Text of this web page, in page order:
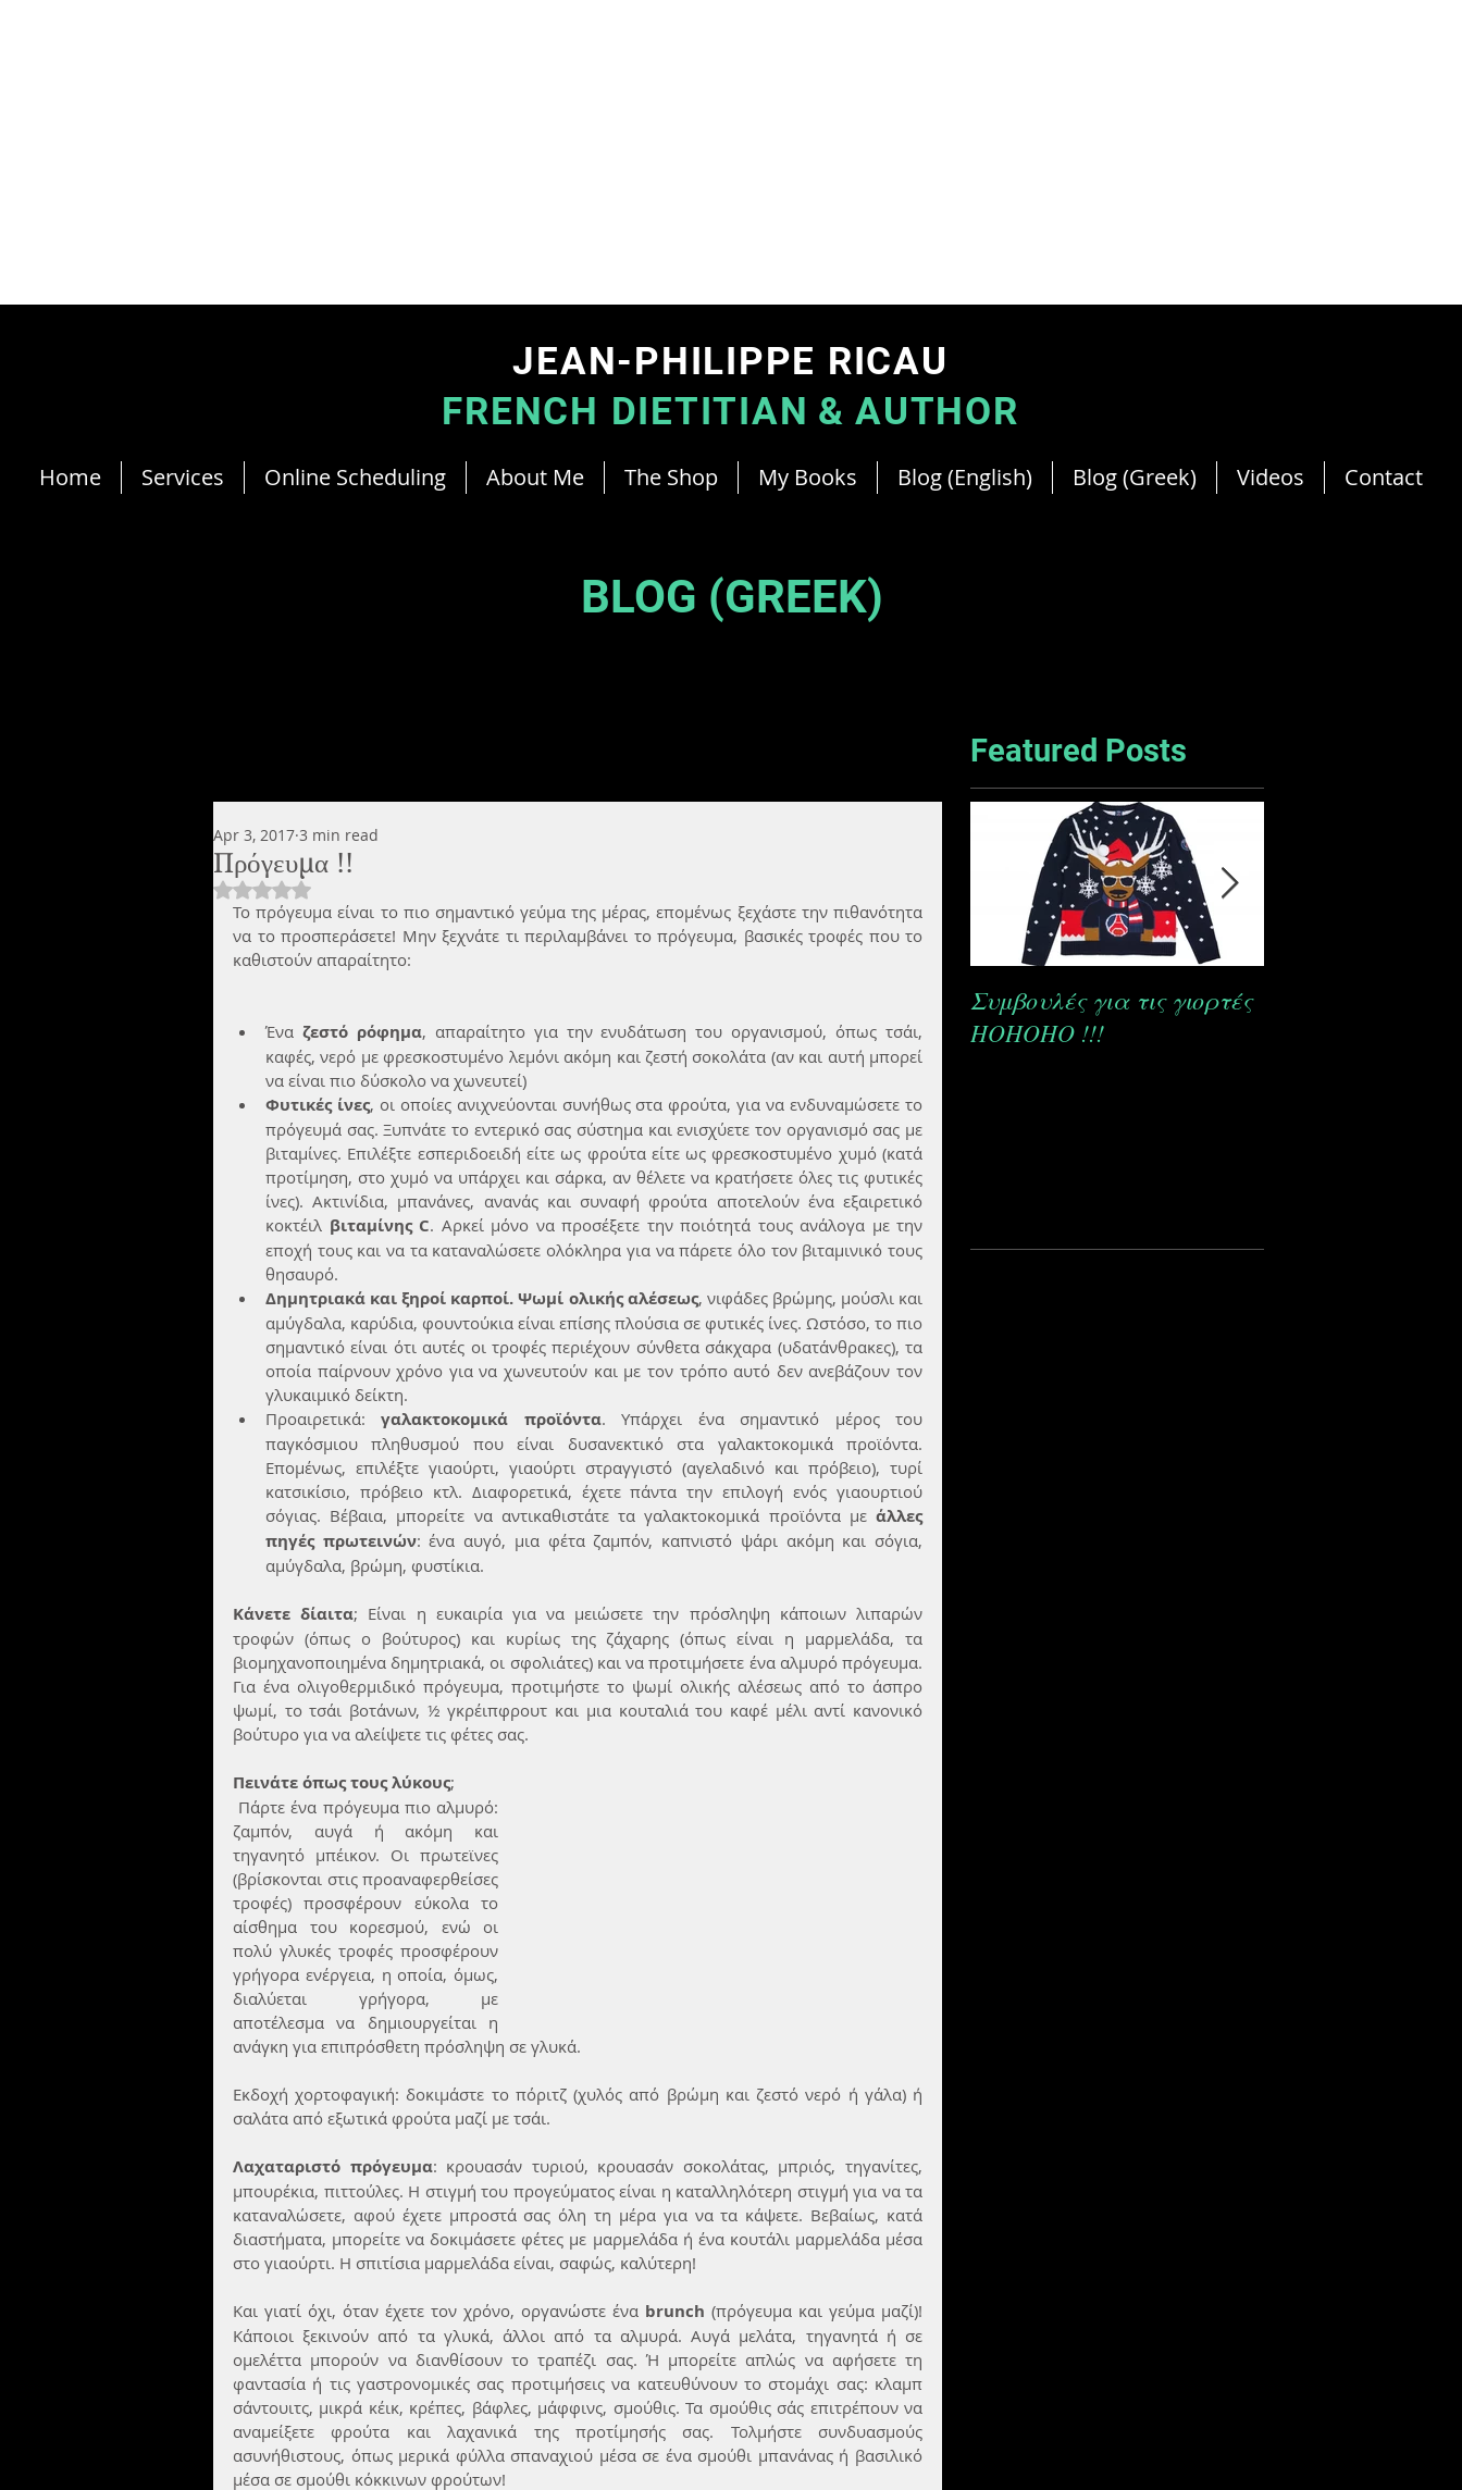
JEAN-PHILIPPE RICAU
FRENCH DIETITIAN & AUTHOR
Home Services Online Scheduling About Me The Shop My Books Blog (English) Blog (Greek) Videos Contact
BLOG (GREEK)
Πρόγευμα !!
Apr 3, 2017 3 min read
Rated NaN out of 5 stars.
Το πρόγευμα είναι το πιο σημαντικό γεύμα της μέρας, επομένως ξεχάστε την πιθανότητα
να το προσπεράσετε! Μην ξεχνάτε τι περιλαμβάνει το πρόγευμα, βασικές τροφές που το
καθιστούν απαραίτητο:
Ένα ζεστό ρόφημα, απαραίτητο για την ενυδάτωση του οργανισμού, όπως τσάι,
καφές, νερό με φρεσκοστυμένο λεμόνι ακόμη και ζεστή σοκολάτα (αν και αυτή μπορεί
να είναι πιο δύσκολο να χωνευτεί)
Φυτικές ίνες, οι οποίες ανιχνεύονται συνήθως στα φρούτα, για να ενδυναμώσετε το
πρόγευμά σας. Ξυπνάτε το εντερικό σας σύστημα και ενισχύετε τον οργανισμό σας με
βιταμίνες. Επιλέξτε εσπεριδοειδή είτε ως φρούτα είτε ως φρεσκοστυμένο χυμό (κατά
προτίμηση, στο χυμό να υπάρχει και σάρκα, αν θέλετε να κρατήσετε όλες τις φυτικές
ίνες). Ακτινίδια, μπανάνες, ανανάς και συναφή φρούτα αποτελούν ένα εξαιρετικό
κοκτέιλ βιταμίνης C. Αρκεί μόνο να προσέξετε την ποιότητά τους ανάλογα με την
εποχή τους και να τα καταναλώσετε ολόκληρα για να πάρετε όλο τον βιταμινικό τους
θησαυρό.
Δημητριακά και ξηροί καρποί. Ψωμί ολικής αλέσεως, νιφάδες βρώμης, μούσλι και
αμύγδαλα, καρύδια, φουντούκια είναι επίσης πλούσια σε φυτικές ίνες. Ωστόσο, το πιο
σημαντικό είναι ότι αυτές οι τροφές περιέχουν σύνθετα σάκχαρα (υδατάνθρακες), τα
οποία παίρνουν χρόνο για να χωνευτούν και με τον τρόπο αυτό δεν ανεβάζουν τον
γλυκαιμικό δείκτη.
Προαιρετικά: γαλακτοκομικά προϊόντα. Υπάρχει ένα σημαντικό μέρος του
παγκόσμιου πληθυσμού που είναι δυσανεκτικό στα γαλακτοκομικά προϊόντα.
Επομένως, επιλέξτε γιαούρτι, γιαούρτι στραγγιστό (αγελαδινό και πρόβειο), τυρί
κατσικίσιο, πρόβειο κτλ. Διαφορετικά, έχετε πάντα την επιλογή ενός γιαουρτιού
σόγιας. Βέβαια, μπορείτε να αντικαθιστάτε τα γαλακτοκομικά προϊόντα με άλλες
πηγές πρωτεινών: ένα αυγό, μια φέτα ζαμπόν, καπνιστό ψάρι ακόμη και σόγια,
αμύγδαλα, βρώμη, φυστίκια.
Κάνετε δίαιτα; Είναι η ευκαιρία για να μειώσετε την πρόσληψη κάποιων λιπαρών
τροφών (όπως ο βούτυρος) και κυρίως της ζάχαρης (όπως είναι η μαρμελάδα, τα
βιομηχανοποιημένα δημητριακά, οι σφολιάτες) και να προτιμήσετε ένα αλμυρό πρόγευμα.
Για ένα ολιγοθερμιδικό πρόγευμα, προτιμήστε το ψωμί ολικής αλέσεως από το άσπρο
ψωμί, το τσάι βοτάνων, ½ γκρέιπφρουτ και μια κουταλιά του καφέ μέλι αντί κανονικό
βούτυρο για να αλείψετε τις φέτες σας.
Πεινάτε όπως τους λύκους;
ζαμπόν, αυγά ή ακόμη και
τηγανητό μπέικον. Οι πρωτεϊνες
(βρίσκονται στις προαναφερθείσες
τροφές) προσφέρουν εύκολα το
αίσθημα του κορεσμού, ενώ οι
πολύ γλυκές τροφές προσφέρουν
γρήγορα ενέργεια, η οποία, όμως,
διαλύεται γρήγορα, με
αποτέλεσμα να δημιουργείται η
ανάγκη για επιπρόσθετη πρόσληψη σε γλυκά.
Εκδοχή χορτοφαγική: δοκιμάστε το πόριτζ (χυλός από βρώμη και ζεστό νερό ή γάλα) ή
σαλάτα από εξωτικά φρούτα μαζί με τσάι.
Λαχαταριστό πρόγευμα: κρουασάν τυριού, κρουασάν σοκολάτας, μπριός, τηγανίτες,
μπουρέκια, πιττούλες. Η στιγμή του προγεύματος είναι η καταλληλότερη στιγμή για να τα
καταναλώσετε, αφού έχετε μπροστά σας όλη τη μέρα για να τα κάψετε. Βεβαίως, κατά
διαστήματα, μπορείτε να δοκιμάσετε φέτες με μαρμελάδα ή ένα κουτάλι μαρμελάδα μέσα
στο γιαούρτι. Η σπιτίσια μαρμελάδα είναι, σαφώς, καλύτερη!
Και γιατί όχι, όταν έχετε τον χρόνο, οργανώστε ένα brunch (πρόγευμα και γεύμα μαζί)!
Κάποιοι ξεκινούν από τα γλυκά, άλλοι από τα αλμυρά. Αυγά μελάτα, τηγανητά ή σε
ομελέττα μπορούν να διανθίσουν το τραπέζι σας. Ή μπορείτε απλώς να αφήσετε τη
φαντασία ή τις γαστρονομικές σας προτιμήσεις να κατευθύνουν το στομάχι σας: κλαμπ
σάντουιτς, μικρά κέικ, κρέπες, βάφλες, μάφφινς, σμούθις. Τα σμούθις σάς επιτρέπουν να
αναμείξετε φρούτα και λαχανικά της προτίμησής σας. Τολμήστε συνδυασμούς
ασυνήθιστους, όπως μερικά φύλλα σπαναχιού μέσα σε ένα σμούθι μπανάνας ή βασιλικό
μέσα σε σμούθι κόκκινων φρούτων!
Featured Posts
Συμβουλές για τις γιορτές
HOHOHO !!!